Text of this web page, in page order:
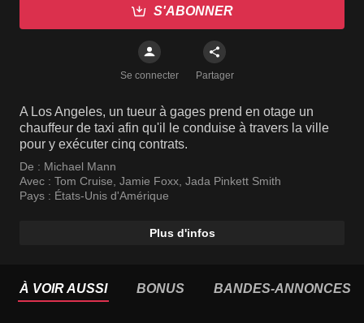
S'ABONNER
Se connecter Partager
A Los Angeles, un tueur à gages prend en otage un
chauffeur de taxi afin qu'il le conduise à travers la ville
pour y exécuter cinq contrats.
De : Michael Mann
Avec : Tom Cruise, Jamie Foxx, Jada Pinkett Smith
Pays : États-Unis d'Amérique
Plus d'infos
À VOIR AUSSI BONUS BANDES-ANNONCES